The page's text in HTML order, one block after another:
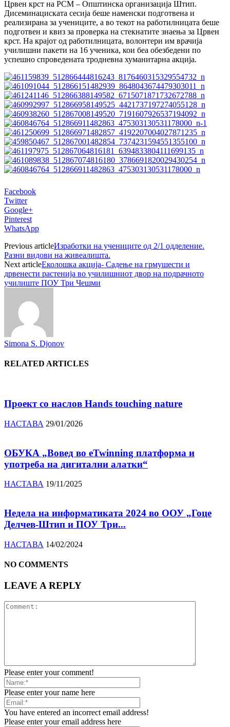
Црвен крст на РСМ – Општинска организација Штип.
Дисеминациската сесија беше наменски подготвена и
реализирана за учениците, а во текот на работилницата беше
подготвен и квиз за проверка на стекнатите знаења за Црвен
крст. На крајот од работилницата, волонтери им врачија
училишни пакети на 16 ученика, кои беа обезбедени по
успешно спроведената тродневна хуманитарна акција.
Facebook
Twitter
Google+
Pinterest
WhatsApp
Previous articleИзработки на учениците од 2/1 одделение.
Разни видови на живеалишта.
Next articleЕколошка акција- Садење на грмушести и
дрвенести растенија во училишниот двор на подрачното
училиште ПОУ Три Чешми
Simona S. Djonov
RELATED ARTICLES
Проект со наслов Hands touching nature
НАСТАВА 29/01/2026
ОБУКА „Вовед во eTwinning платформа и
употреба на дигитални алатки“
НАСТАВА 19/11/2025
Недела на информатиката 2024 во ООУ „Гоце
Делчев-Штип и ПОУ Три...
НАСТАВА 14/02/2024
NO COMMENTS
LEAVE A REPLY
Please enter your comment!
Please enter your name here
You have entered an incorrect email address!
Please enter your email address here